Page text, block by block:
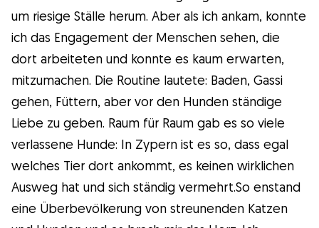
um riesige Ställe herum. Aber als ich ankam, konnte
ich das Engagement der Menschen sehen, die
dort arbeiteten und konnte es kaum erwarten,
mitzumachen. Die Routine lautete: Baden, Gassi
gehen, Füttern, aber vor den Hunden ständige
Liebe zu geben. Raum für Raum gab es so viele
verlassene Hunde: In Zypern ist es so, dass egal
welches Tier dort ankommt, es keinen wirklichen
Ausweg hat und sich ständig vermehrt.So enstand
eine Überbevölkerung von streunenden Katzen